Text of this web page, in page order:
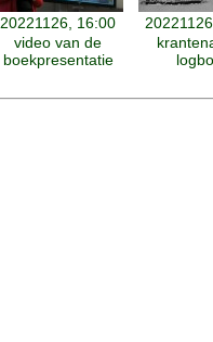
20221126, 16:00
video van de
boekpresentatie